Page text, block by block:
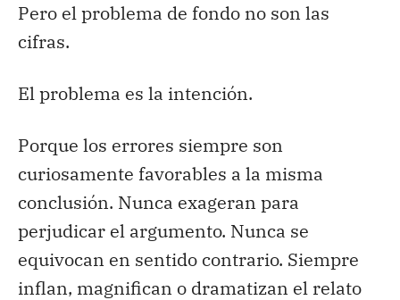
Pero el problema de fondo no son las
cifras.
El problema es la intención.
Porque los errores siempre son
curiosamente favorables a la misma
conclusión. Nunca exageran para
perjudicar el argumento. Nunca se
equivocan en sentido contrario. Siempre
inflan, magnifican o dramatizan el relato